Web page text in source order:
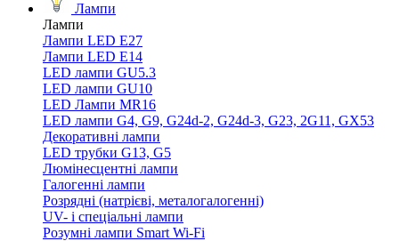
Лампи
Лампи
Лампи LED E27
Лампи LED Е14
LED лампи GU5.3
LED лампи GU10
LED Лампи MR16
LED лампи G4, G9, G24d-2, G24d-3, G23, 2G11, GX53
Декоративні лампи
LED трубки G13, G5
Люмінесцентні лампи
Галогенні лампи
Розрядні (натрієві, металогалогенні)
UV- і спеціальні лампи
Розумні лампи Smart Wi-Fi